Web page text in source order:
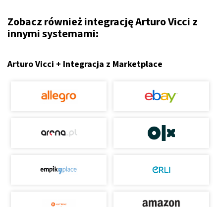
Zobacz również integrację Arturo Vicci z
innymi systemami:
Arturo Vicci + Integracja z Marketplace